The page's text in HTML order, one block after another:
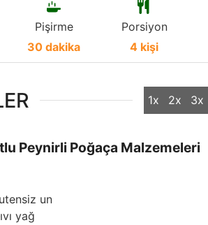
Pişirme
30 dakika
Porsiyon
4 kişi
1x 2x 3x
Peynirli Poğaça Malzemeleri
un
yağ